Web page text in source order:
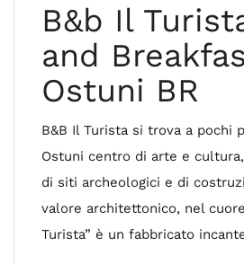
B&b Il
and
Ostuni BR
B&B Il Turista si trova a pochi
Ostuni centro di arte e
di siti archeologici e di
valore architettonico, nel
Turista” è un fabbricato